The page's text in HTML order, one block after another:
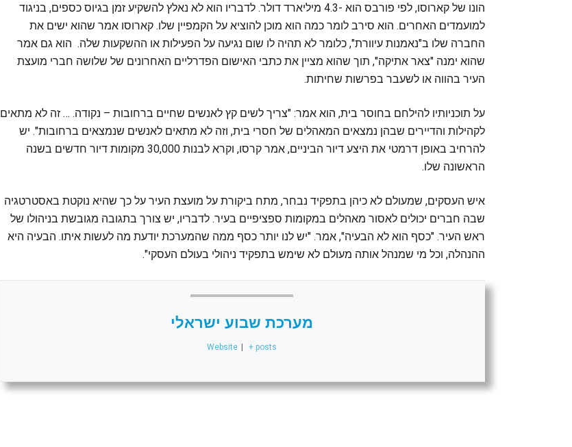
הונו של קארוסו, לפי פורבס הוא -4.3 מיליארד דולר. לדבריו הוא לא נאלץ להשקיע זמן בגיוס כספים, בניגוד
למועמדים האחרים. הוא סירב לומר כמה הוא מוכן להוציא על הקמפיין שלו. קארוסו אמר שהוא ישים את
החברה שלו ב"נאמנות עיוורת", כלומר לא תהיה לו שום נגיעה על הפעילות או ההשקעות שלה. הוא גם אמר
שהוא ימנה "צאר אתיקה", תוך שהוא מציין את כתבי האישום הפדרליים האחרונים של שלושה חברי מועצת
העיר בהווה או לשעבר בפרשות שחיתות.
על תוכניותיו להילחם בחוסר בית, הוא אמר: "צריך לשים קץ לאנשים שחיים ברחובות – נקודה. … זה לא מתאים
לקהילות והדיירים שבהן נמצאים המאהלים של חסרי בית, וזה לא מתאים לאנשים שנמצאים ברחובות". יש
להרחיב באופן דרמטי את היצע דיור הביניים, אמר קרסו, וקרא לבנות 30,000 מקומות דיור חדשים בשנה
הראשונה שלו.
איש העסקים, שמעולם לא כיהן בתפקיד נבחר, מתח ביקורת על מועצת העיר על כך שהיא נוקטת באסטרטגיה
שבה חברים יכולים לאסור מאהלים במקומות ספציפיים בעיר. לדבריו, יש צורך בתגובה מגובשת בניהולו של
ראש העיר. "כסף הוא לא הבעיה", אמר. "יש לנו יותר כסף ממה שהמערכת יודעת מה לעשות איתו. הבעיה היא
ההנהלה, וכל מי שמנהל אותה מעולם לא שימש בתפקיד ניהולי בעולם העסקי".
מערכת שבוע ישראלי
Website + posts